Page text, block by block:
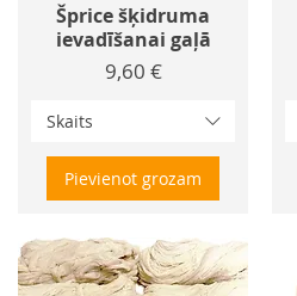
Šprice šķidruma
ievadīšanai gaļā
Cena
9,60 €
Skaits
Pievienot grozam